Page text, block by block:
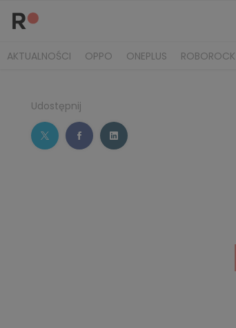
AKTUALNOŚCI OPPO ONEPLUS ROBOROCK
Udostępnij